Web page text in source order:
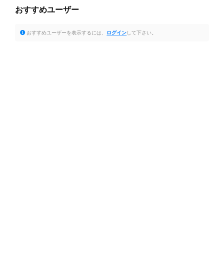
おすすめユーザー
おすすめユーザーを表示するには、 ログインして下さい。